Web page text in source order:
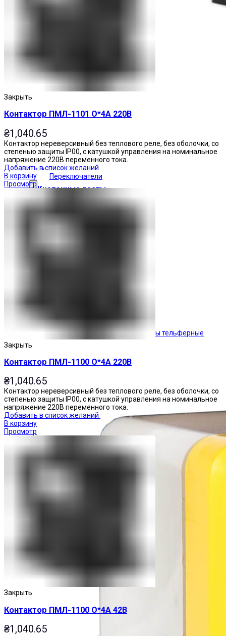
Переключатели
Кнопочные посты
Посты тельферные
Закрыть
Контактор ПМЛ-1101 О*4А 220В
₴1,040.65
Контактор нереверсивный без теплового реле, без оболочки, со
степенью защиты IP00, с катушкой управления на номинальное
напряжение 220В переменного тока.
Добавить в список желаний
В корзину
Просмотр
Закрыть
Контактор ПМЛ-1100 О*4А 220В
₴1,040.65
Контактор нереверсивный без теплового реле, без оболочки, со
степенью защиты IP00, с катушкой управления на номинальное
напряжение 220В переменного тока.
Добавить в список желаний
В корзину
Просмотр
Закрыть
Контактор ПМЛ-1100 О*4А 42В
₴1,040.65